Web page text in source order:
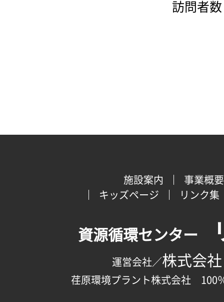
訪問者
施設案内
事業概要
キッズページ
リンク集
資源循環センター
運営会社／株式会
荏原環境プラント株式会社 100